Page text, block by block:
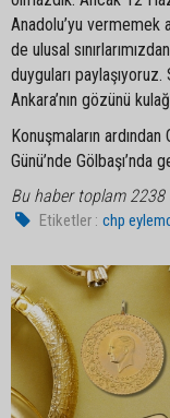
Anadolu’yu vermemek
de ulusal
duyguları
Ankara’nın gözünü
Konuşmaların
Günü’nde
Bu haber toplam
Etiketler : chp